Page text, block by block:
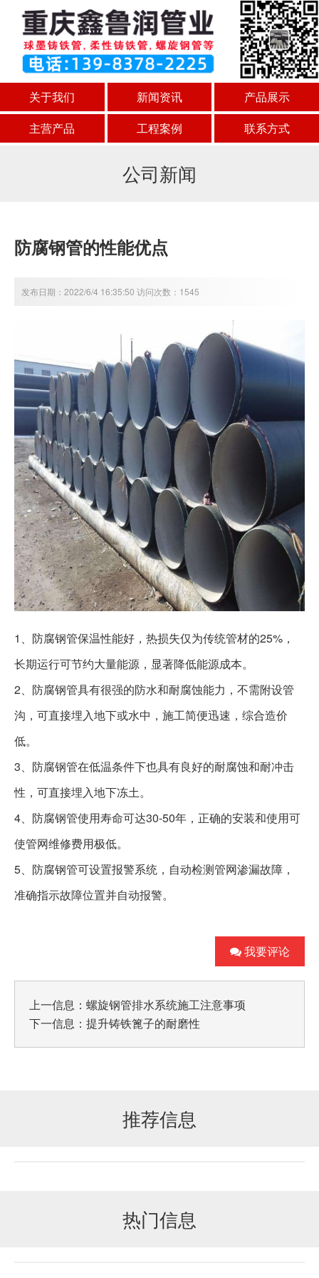
关于我们 新闻资讯
产品展示
主营产品
工程案例 联系方式
公司新闻
防腐钢管的性能优点
发布日期：2022/6/4 16:35:50 访问次数：1545
1 防腐钢管保温性能好，热损失仅为传统管材的25% ，
长期运行可节约大量能源，显著降低能源成本。
2 防腐钢管具有很强的防水和耐腐蚀能力，不需附设管
沟，可直接埋入地下或水中，施工简便迅速，综合造价
低。
3 防腐钢管在低温条件下也具有良好的耐腐蚀和耐冲击
性，可直接埋入地下冻土。
4 防腐钢管使用寿命可达30-50年，正确的安装和使用可
使管网维修费用极低。
5 防腐钢管可设置报警系统，自动检测管网渗漏故障，
准确指示故障位置并自动报警。
我要评论
上一信息： 螺旋钢管排水系统施工注意事项
下一信息： 提升铸铁篦子的耐磨性
推荐信息
热门信息